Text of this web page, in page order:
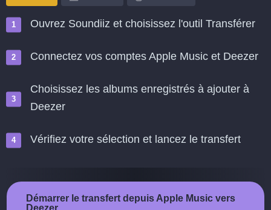
Ouvrez Soundiiz et choisissez l'outil Transférer
Connectez vos comptes Apple Music et Deezer
Choisissez les albums enregistrés à ajouter à
Deezer
Vérifiez votre sélection et lancez le transfert
Démarrer le transfert depuis Apple Music vers
Deezer